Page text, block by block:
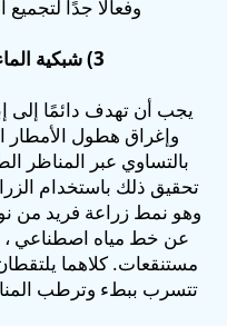
وفعالًا جدًا لتجميع
3) شبكية الماء
يجب أن تهدف دائمًا إلى
وإغراق هطول الأمطار
بالتساوي عبر المناظر
تحقيق ذلك باستخدام
وهو نمط زراعة فريد من
عن خط مياه اصطناعي ،
مستنقعات. كلاهما يلتقطان
تتسرب ببطء وترطب